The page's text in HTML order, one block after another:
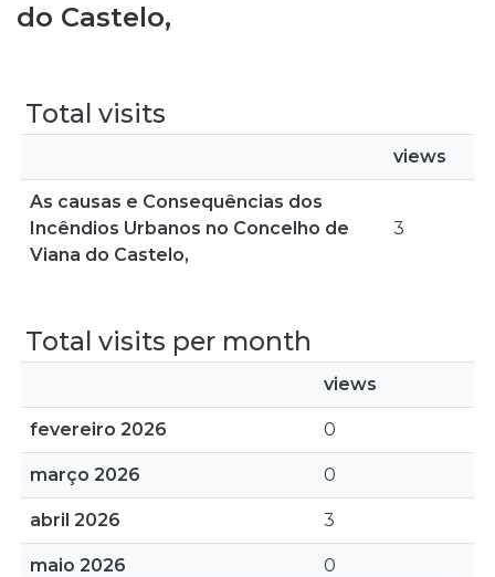
do Castelo,
Total visits
views
As causas e Consequências dos
Incêndios Urbanos no Concelho de
Viana do Castelo,
3
Total visits per month
views
fevereiro 2026 0
março 2026 0
abril 2026 3
maio 2026 0